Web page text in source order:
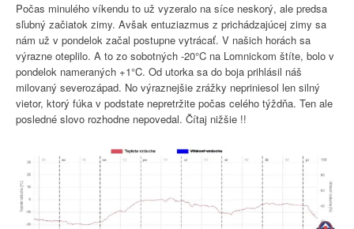
Počas minulého víkendu to už vyzeralo na síce neskorý, ale predsa
sľubný začiatok zimy. Avšak entuziazmus z prichádzajúcej zimy sa
nám už v pondelok začal postupne vytrácať. V našich horách sa
výrazne oteplilo. A to zo sobotných -20°C na Lomnickom štíte, bolo v
pondelok nameraných +1°C. Od utorka sa do boja prihlásil náš
milovaný severozápad. No výraznejšie zrážky nepriniesol len silný
vietor, ktorý fúka v podstate nepretržite počas celého týždňa. Ten ale
posledné slovo rozhodne nepovedal. Čítaj nižšie !!